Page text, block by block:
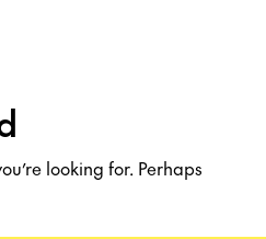
looking for. Perhaps